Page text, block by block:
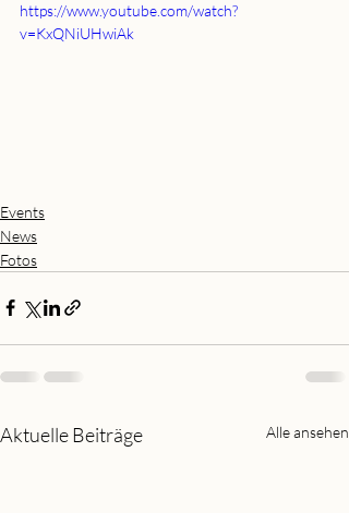
https://www.youtube.com/watch?
v=KxQNiUHwiAk
Events
News
Fotos
Aktuelle Beiträge Alle ansehen